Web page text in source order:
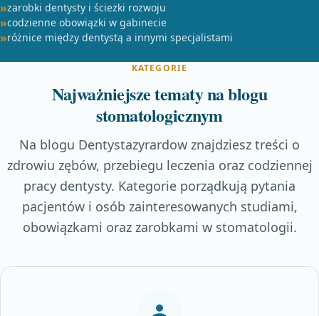
zarobki dentysty i ścieżki rozwoju
codzienne obowiązki w gabinecie
różnice między dentystą a innymi specjalistami
KATEGORIE
Najważniejsze tematy na blogu
stomatologicznym
Na blogu Dentystazyrardow znajdziesz treści o
zdrowiu zębów, przebiegu leczenia oraz codziennej
pracy dentysty. Kategorie porządkują pytania
pacjentów i osób zainteresowanych studiami,
obowiązkami oraz zarobkami w stomatologii.